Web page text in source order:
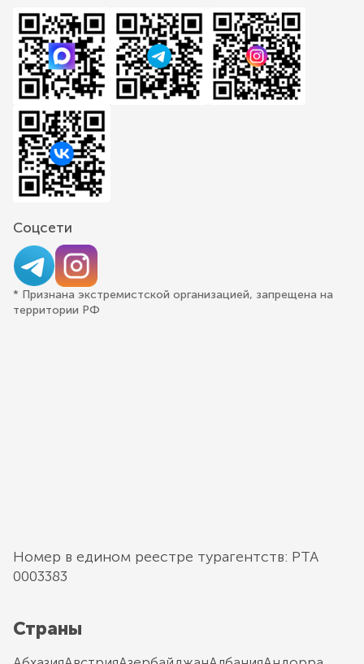
Соцсети
* Признана экстремистской организацией, запрещена на
территории РФ
Номер в едином реестре турагентств: РТА
0003383
Страны